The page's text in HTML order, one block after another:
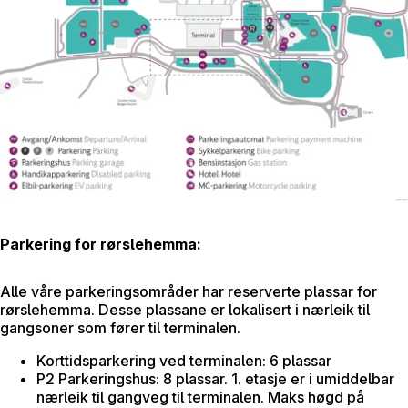
Parkering for rørslehemma:
Alle våre parkeringsområder har reserverte plassar for
rørslehemma. Desse plassane er lokalisert i nærleik til
gangsoner som fører til terminalen.
Korttidsparkering ved terminalen: 6 plassar
P2 Parkeringshus: 8 plassar. 1. etasje er i umiddelbar
nærleik til gangveg til terminalen. Maks høgd på